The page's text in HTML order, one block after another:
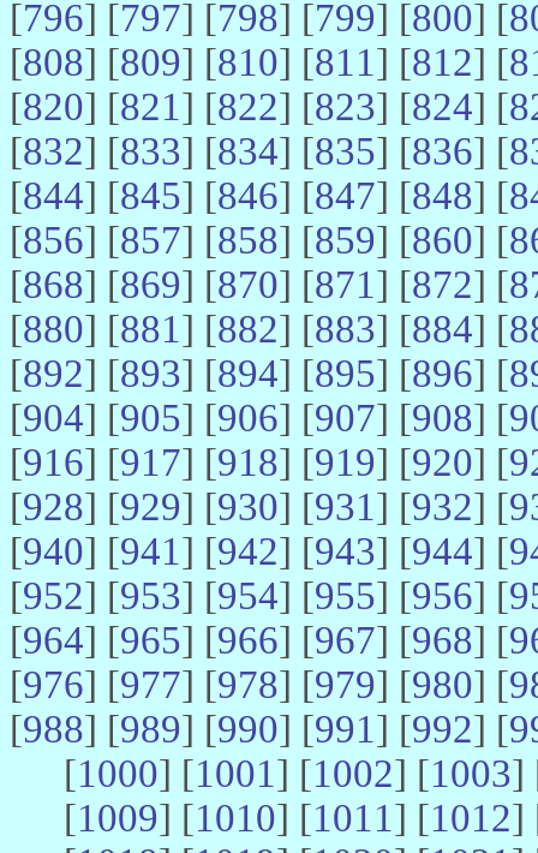
[796] [797] [798] [799] [800] [
[808] [809] [810] [811] [812] [
[820] [821] [822] [823] [824] [
[832] [833] [834] [835] [836] [
[844] [845] [846] [847] [848] [
[856] [857] [858] [859] [860] [
[868] [869] [870] [871] [872] [
[880] [881] [882] [883] [884] [
[892] [893] [894] [895] [896] [
[904] [905] [906] [907] [908] [
[916] [917] [918] [919] [920] [
[928] [929] [930] [931] [932] [
[940] [941] [942] [943] [944] [
[952] [953] [954] [955] [956] [
[964] [965] [966] [967] [968] [
[976] [977] [978] [979] [980] [
[988] [989] [990] [991] [992] [
[1000] [1001] [1002] [1003]
[1009] [1010] [1011] [1012]